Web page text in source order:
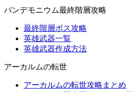
パンデモニウム最終階層攻略
最終階層ボス攻略
英雄武器一覧
英雄武器作成方法
アーカルムの転世
アーカルムの転世攻略まとめ